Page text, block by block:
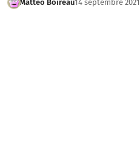
Mattéo Boireau14 septembre 2021